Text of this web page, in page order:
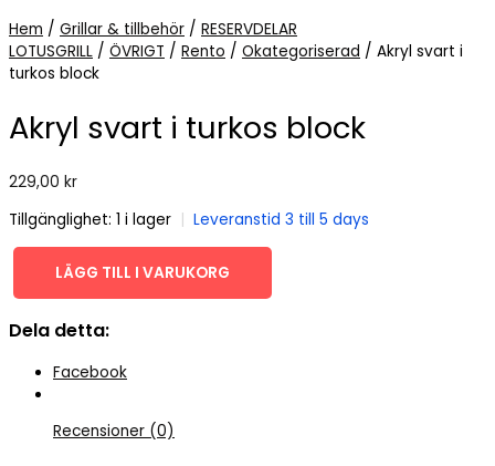
Hem / Grillar & tillbehör / RESERVDELAR
LOTUSGRILL / ÖVRIGT / Rento / Okategoriserad / Akryl svart i
turkos block
Akryl svart i turkos block
229,00 kr
Tillgänglighet: 1 i lager | Leveranstid 3 till 5 days
i
block
mängd
LÄGG TILL I VARUKORG
Dela detta:
Facebook
Recensioner (0)